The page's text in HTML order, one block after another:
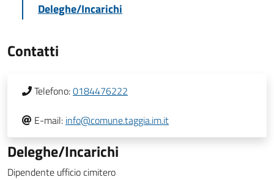
Deleghe/Incarichi
Contatti
Telefono:0184476222
E-mail: info@comune.taggia.im.it
Deleghe/Incarichi
Dipendente ufficio cimitero